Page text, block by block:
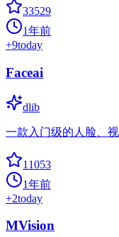
33529
1年前
+9today
Faceai
dlib
一款入门级的人脸、
11053
1年前
+2today
MVision